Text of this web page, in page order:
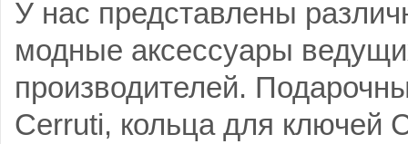
У нас представлены
модные аксессуары
производителей.
Cerruti, кольца для ключей